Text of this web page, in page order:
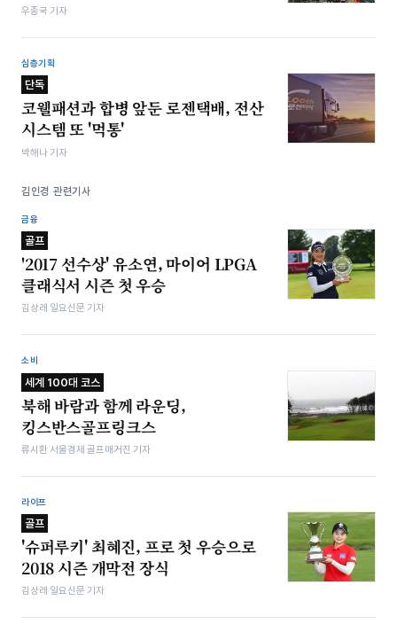
우종국 기자
심층기획
단독
코웰패션과 합병 앞둔 로젠택배, 전산
시스템 또 '먹통'
박해나 기자
김인경 관련기사
금융
골프
'2017 선수상' 유소연, 마이어 LPGA
클래식서 시즌 첫 우승
김상래 일요신문 기자
소비
세계 100대 코스
북해 바람과 함께 라운딩,
킹스반스골프링크스
류시환 서울경제 골프매거진 기자
라이프
골프
'슈퍼루키' 최혜진, 프로 첫 우승으로
2018 시즌 개막전 장식
김상래 일요신문 기자